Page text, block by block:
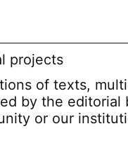
projects
of texts,
by the editorial
or our